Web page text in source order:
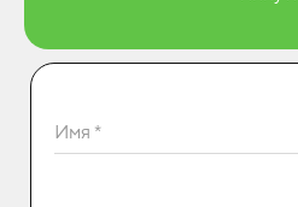
Имя *